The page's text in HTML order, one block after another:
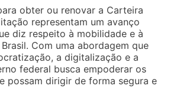
obter ou renovar a Carteira
representam um avanço
diz respeito à mobilidade e à
Com uma abordagem que
a digitalização e a
federal busca empoderar os
possam dirigir de forma segura e